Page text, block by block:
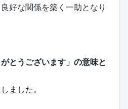
好な関係を築く一助となり
とうございます」の意味と
ました。